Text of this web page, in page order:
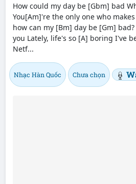
How could my day be [Gbm] bad
You[Am]'re the only one who
how can my [Bm] day be [Gm]
you Lately, life's so [A] boring I've
Netf...
Nhạc Hàn Quốc Chưa chọn